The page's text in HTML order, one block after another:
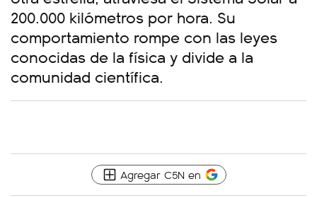
200.000 kilómetros por hora. Su
comportamiento rompe con las leyes
conocidas de la física y divide a la
comunidad científica.
Agregar C5N en